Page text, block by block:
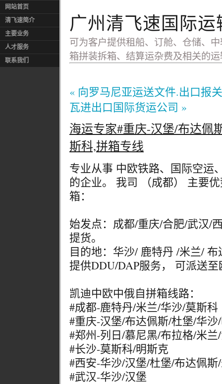
网站首页
清飞速简介
主要业务
人才服务
联系我们
广州清飞速国际运
可为客户提供租船、订舱、仓储、
箱拼装拆箱、结算运杂费及相关的
« 向罗马尼亚运送文件.出口报
瓦进出口国际货运公司 »
海运专家#重庆-汉堡/布达佩
斯科,拼箱专线
专业从事 中欧铁路、国际空运
的企业。 我司 （成都） 主要
箱：
始发点：成都/重庆/合肥/武汉/
提货。
目的地：华沙/ 鹿特丹 /米兰/
提供DDU/DAP服务， 可派送
凯迪中欧中俄自拼箱线路：
#成都-鹿特丹/米兰/华沙/莫斯科
#重庆-汉堡/布达佩斯/杜堡/华
#郑州-列日/慕尼黑/布拉格/米兰
#长沙-莫斯科/明斯克
#西安-华沙/汉堡/杜堡/布达佩斯
#武汉-华沙/汉堡